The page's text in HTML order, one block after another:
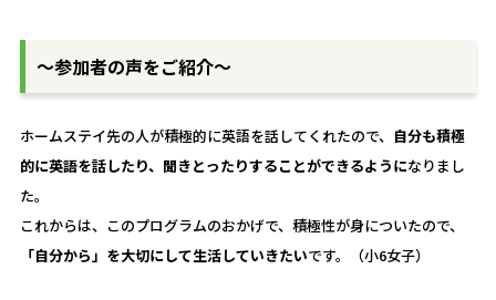
～参加者の声をご紹介～
ホームステイ先の人が積極的に英語を話してくれたので、 自分も積極
的に英語を話したり、聞きとったりすることができるようになりまし
た。
これからは、このプログラムのおかげで、積極性が身についたので、
「自分から」を大切にして生活していきたいです。（小6女子）